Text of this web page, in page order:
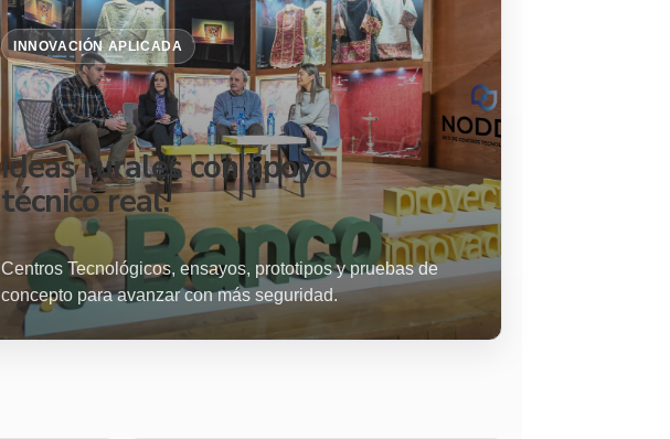
INNOVACIÓN APLICADA
Ideas rurales con apoyo
técnico real.
Centros Tecnológicos, ensayos, prototipos y pruebas de
concepto para avanzar con más seguridad.